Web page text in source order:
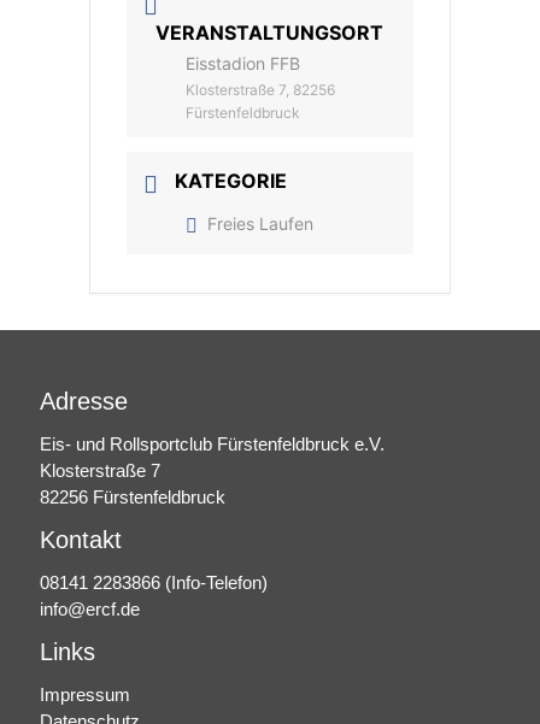
VERANSTALTUNGSORT
Eisstadion FFB
Klosterstraße 7, 82256
Fürstenfeldbruck
KATEGORIE
Freies Laufen
Adresse
Eis- und Rollsportclub Fürstenfeldbruck e.V.
Klosterstraße 7
82256 Fürstenfeldbruck
Kontakt
08141 2283866 (Info-Telefon)
info@ercf.de
Links
Impressum